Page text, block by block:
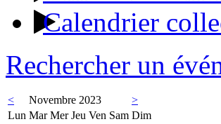
Calendrier
Rechercher un
< Novembre 2023
>
Lun Mar Mer Jeu Ven Sam Dim